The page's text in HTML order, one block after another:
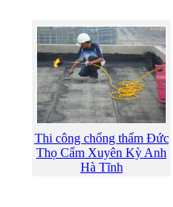
Thi công chống thấm Đức
Thọ Cẩm Xuyên Kỳ Anh
Hà Tĩnh